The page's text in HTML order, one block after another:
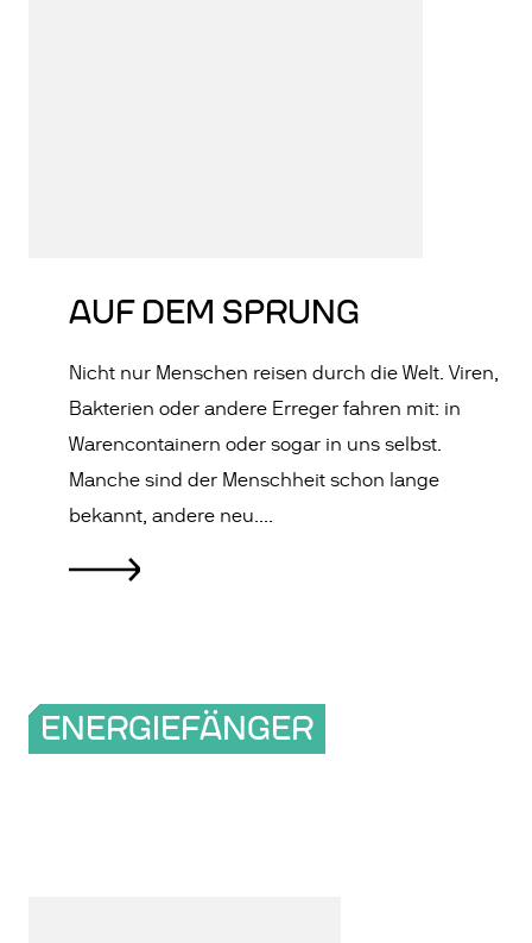
AUF DEM SPRUNG
Nicht nur Menschen reisen durch die Welt. Viren,
Bakterien oder andere Erreger fahren mit: in
Warencontainern oder sogar in uns selbst.
Manche sind der Menschheit schon lange
bekannt, andere neu....
ENERGIEFÄNGER